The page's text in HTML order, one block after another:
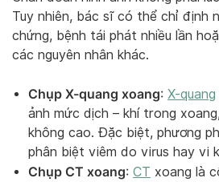
Tuy nhiên, bác sĩ có thể chỉ định
chứng, bệnh tái phát nhiều lần
các nguyên nhân khác.
Chụp X-quang xoang: X-quang
ảnh mức dịch – khí trong
không cao. Đặc biệt, phương
phân biệt viêm do virus hay vi
Chụp CT xoang: CT xoang là